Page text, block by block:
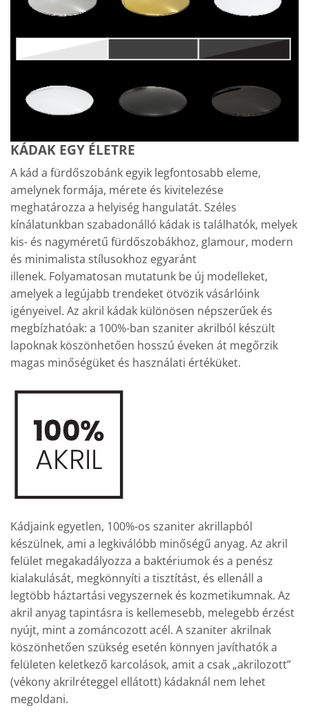
KÁDAK EGY ÉLETRE
A kád a fürdőszobánk egyik legfontosabb eleme,
amelynek formája, mérete és kivitelezése
meghatározza a helyiség hangulatát. Széles
kínálatunkban szabadonálló kádak is találhatók, melyek
kis- és nagyméretű fürdőszobákhoz, glamour, modern
és minimalista stílusokhoz egyaránt
illenek. Folyamatosan mutatunk be új modelleket,
amelyek a legújabb trendeket ötvözik vásárlóink
igényeivel. Az akril kádak különösen népszerűek és
megbízhatóak: a 100%-ban szaniter akrilból készült
lapoknak köszönhetően hosszú éveken át megőrzik
magas minőségüket és használati értéküket.
Kádjaink egyetlen, 100%-os szaniter akrillapból
készülnek, ami a legkiválóbb minőségű anyag. Az akril
felület megakadályozza a baktériumok és a penész
kialakulását, megkönnyíti a tisztítást, és ellenáll a
legtöbb háztartási vegyszernek és kozmetikumnak. Az
akril anyag tapintásra is kellemesebb, melegebb érzést
nyújt, mint a zománcozott acél. A szaniter akrilnak
köszönhetően szükség esetén könnyen javíthatók a
felületen keletkező karcolások, amit a csak „akrilozott”
(vékony akrilréteggel ellátott) kádaknál nem lehet
megoldani.